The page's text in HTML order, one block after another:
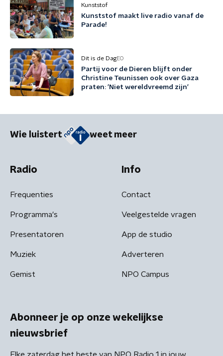
Kunststof
Kunststof maakt live radio vanaf de
Parade!
Dit is de DagEO
Partij voor de Dieren blijft onder
Christine Teunissen ook over Gaza
praten: 'Niet wereldvreemd zijn'
Wie luistert weet meer
Radio
Frequenties
Programma's
Presentatoren
Muziek
Gemist
Info
Contact
Veelgestelde vragen
App de studio
Adverteren
NPO Campus
Abonneer je op onze wekelijkse
nieuwsbrief
Elke zaterdag het beste van NPO Radio 1 in jouw